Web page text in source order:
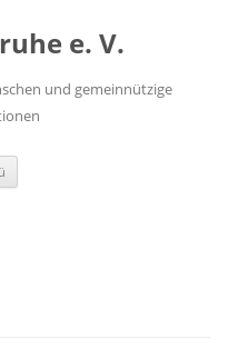
e. V.
und gemeinnützige